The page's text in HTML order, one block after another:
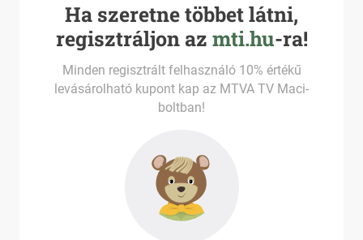
Ha szeretne többet látni,
regisztráljon az mti.hu-ra!
Minden regisztrált felhasználó 10% értékű
levásárolható kupont kap az MTVA TV Maci-
boltban!